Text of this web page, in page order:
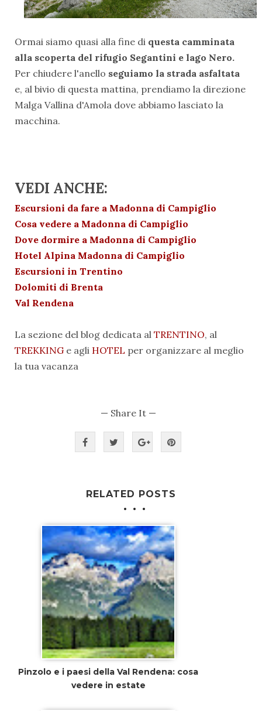
Ormai siamo quasi alla fine di questa camminata
alla scoperta del rifugio Segantini e lago Nero.
Per chiudere l'anello seguiamo la strada asfaltata
e, al bivio di questa mattina, prendiamo la direzione
Malga Vallina d'Amola dove abbiamo lasciato la
macchina.
VEDI ANCHE:
Escursioni da fare a Madonna di Campiglio
Cosa vedere a Madonna di Campiglio
Dove dormire a Madonna di Campiglio
Hotel Alpina Madonna di Campiglio
Escursioni in Trentino
Dolomiti di Brenta
Val Rendena
La sezione del blog dedicata al TRENTINO, al
TREKKING e agli HOTEL per organizzare al meglio
la tua vacanza
— Share It —
RELATED POSTS
Pinzolo e i paesi della Val Rendena: cosa
vedere in estate